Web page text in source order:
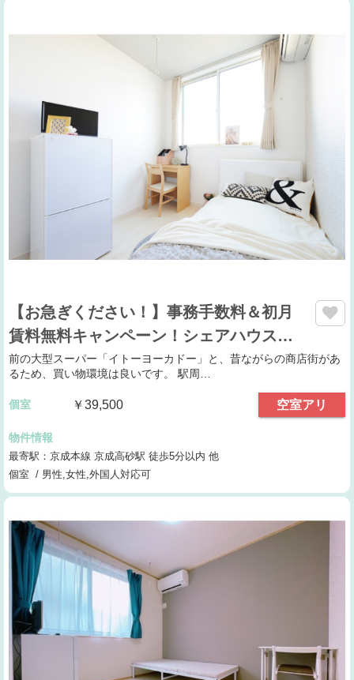
【お急ぎください！】事務手数料＆初月
賃料無料キャンペーン！シェアハウス…
前の大型スーパー「イトーヨーカドー」と、昔ながらの商店街があ
るため、買い物環境は良いです。 駅周…
個室 ￥39,500 空室アリ
物件情報
最寄駅：京成本線 京成高砂駅 徒歩5分以内 他
個室 / 男性,女性,外国人対応可